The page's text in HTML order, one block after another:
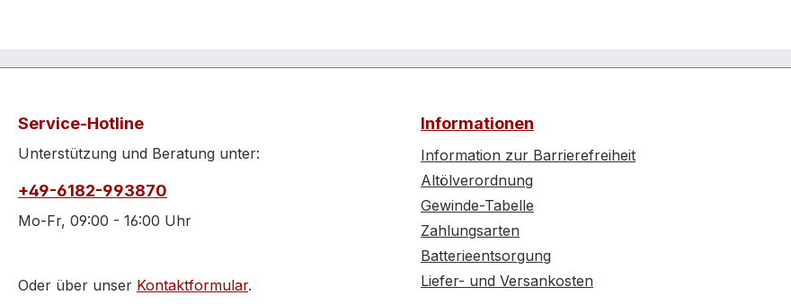
Service-Hotline
Unterstützung und Beratung unter:
+49-6182-993870
Mo-Fr, 09:00 - 16:00 Uhr
Oder über unser Kontaktformular.
Informationen
Information zur Barrierefreiheit
Altölverordnung
Gewinde-Tabelle
Zahlungsarten
Batterieentsorgung
Liefer- und Versankosten